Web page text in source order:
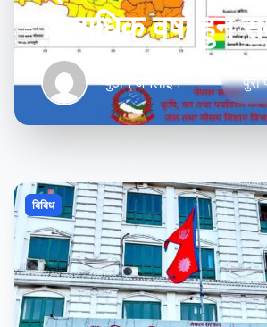
अत्यधिक वर्षा हुन
प्युठान अनलाईन
बिबिध